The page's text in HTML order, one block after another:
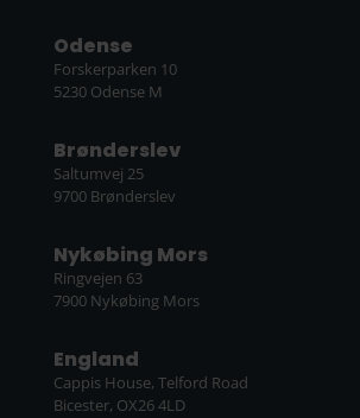
Odense
Forskerparken 10
5230 Odense M
Brønderslev
Saltumvej 25
9700 Brønderslev
Nykøbing Mors
Ringvejen 63
7900 Nykøbing Mors
England
Cappis House, Telford Road
Bicester, OX26 4LD